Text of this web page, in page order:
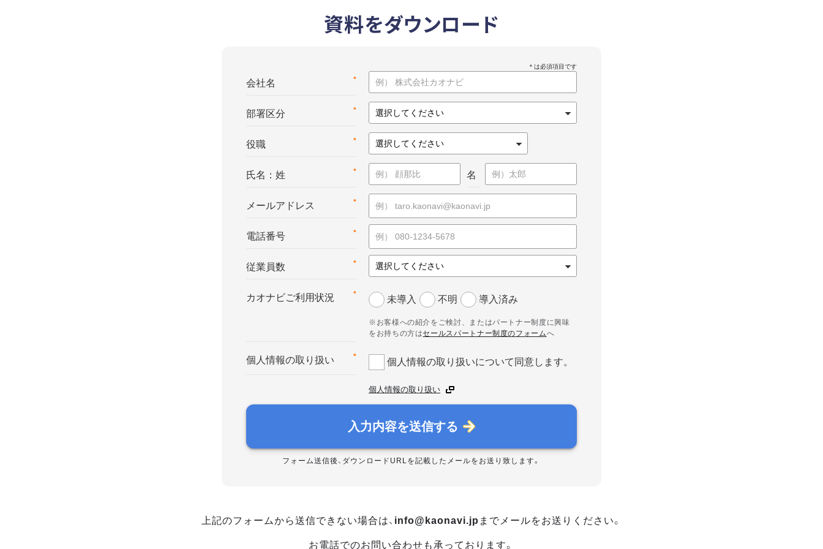
資料をダウンロード
*
会社名
*
部署区分
*
役職
*
氏名：姓 名
*
メールアドレス
*
電話番号
*
従業員数
*
カオナビご利用状況 未導入 不明 導入済み
※お客様への紹介をご検討、またはパートナー制度に興味
をお持ちの方はセールスパートナー制度のフォームへ
*
個人情報の取り扱い 個人情報の取り扱いについて同意します。
個人情報の取り扱い
入力内容を送信する
フォーム送信後、ダウンロードURLを記載したメールをお送り致します。
上記のフォームから送信できない場合は、 info@kaonavi.jp までメールをお送りください。
お電話でのお問い合わせも承っております。